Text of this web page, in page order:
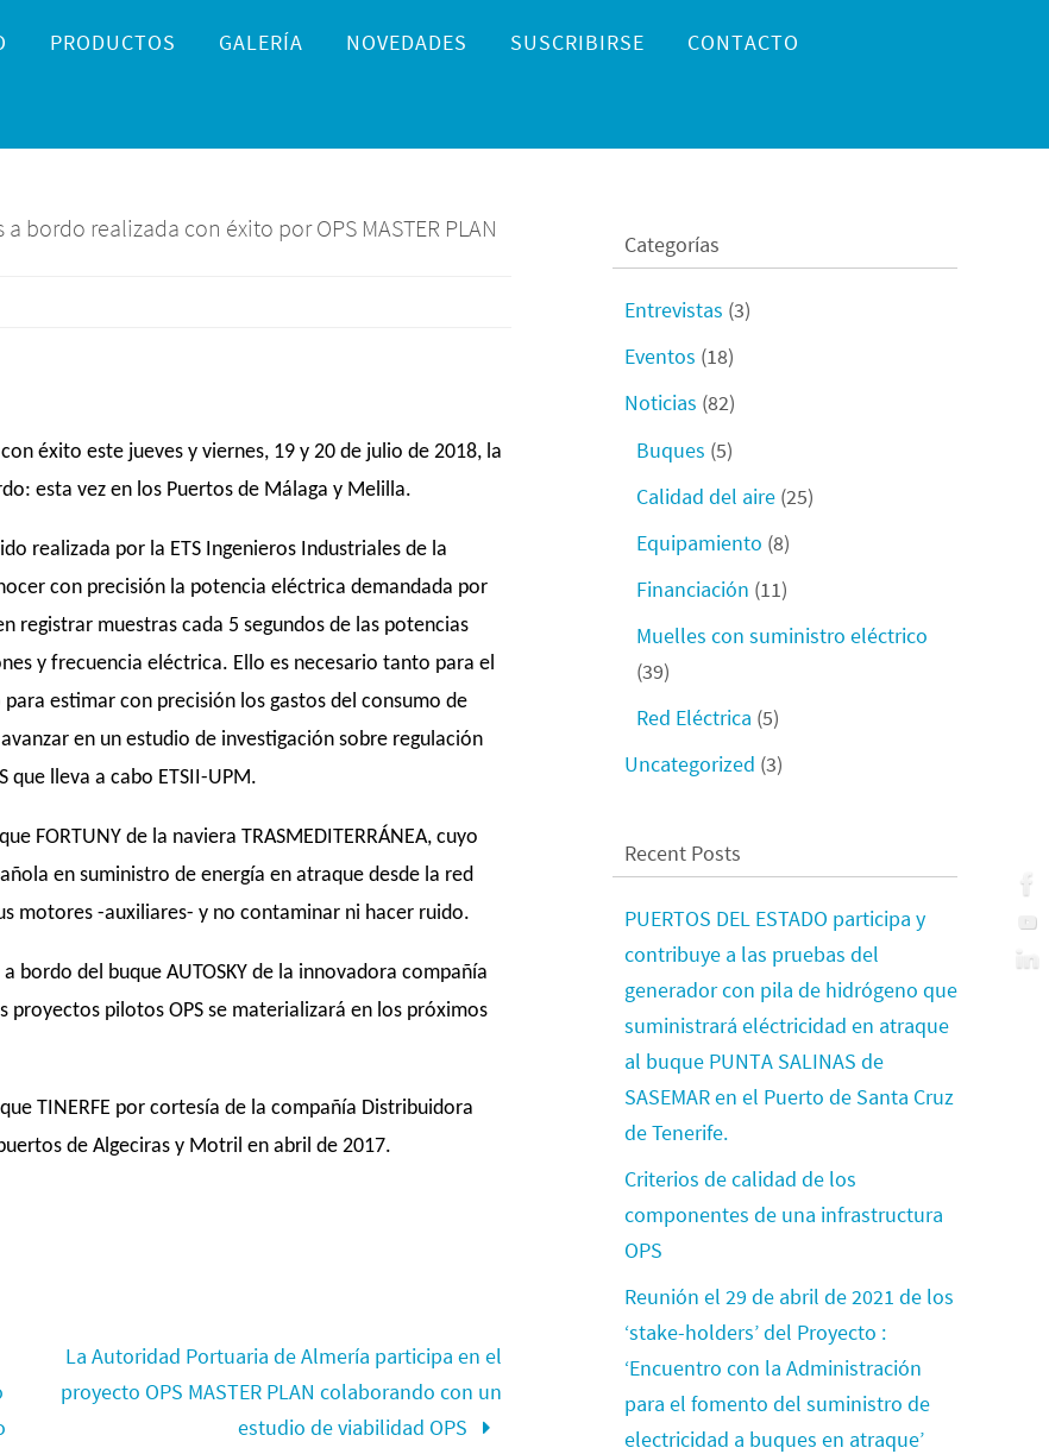
PRODUCTOS GALERÍA NOVEDADES SUSCRIBIRSE CONTACTO
bordo realizada con éxito por OPS MASTER PLAN
éxito este jueves y viernes, 19 y 20 de julio de 2018, la
esta vez en los Puertos de Málaga y Melilla.
realizada por la ETS Ingenieros Industriales de la
con precisión la potencia eléctrica demandada por
registrar muestras cada 5 segundos de las potencias
y frecuencia eléctrica. Ello es necesario tanto para el
estimar con precisión los gastos del consumo de
en un estudio de investigación sobre regulación
que lleva a cabo ETSII-UPM.
FORTUNY de la naviera TRASMEDITERRÁNEA, cuyo
en suministro de energía en atraque desde la red
motores -auxiliares- y no contaminar ni hacer ruido.
bordo del buque AUTOSKY de la innovadora compañía
proyectos pilotos OPS se materializará en los próximos
TINERFE por cortesía de la compañía Distribuidora
de Algeciras y Motril en abril de 2017.
La Autoridad Portuaria de Almería participa en el
proyecto OPS MASTER PLAN colaborando con un
estudio de viabilidad OPS
Categorías
Entrevistas (3)
Eventos (18)
Noticias (82)
Buques (5)
Calidad del aire (25)
Equipamiento (8)
Financiación (11)
Muelles con suministro eléctrico
(39)
Red Eléctrica (5)
Uncategorized (3)
Recent Posts
PUERTOS DEL ESTADO participa y
contribuye a las pruebas del
generador con pila de hidrógeno que
suministrará eléctricidad en atraque
al buque PUNTA SALINAS de
SASEMAR en el Puerto de Santa Cruz
de Tenerife.
Criterios de calidad de los
componentes de una infrastructura
OPS
Reunión el 29 de abril de 2021 de los
‘stake-holders’ del Proyecto :
‘Encuentro con la Administración
para el fomento del suministro de
electricidad a buques en atraque’